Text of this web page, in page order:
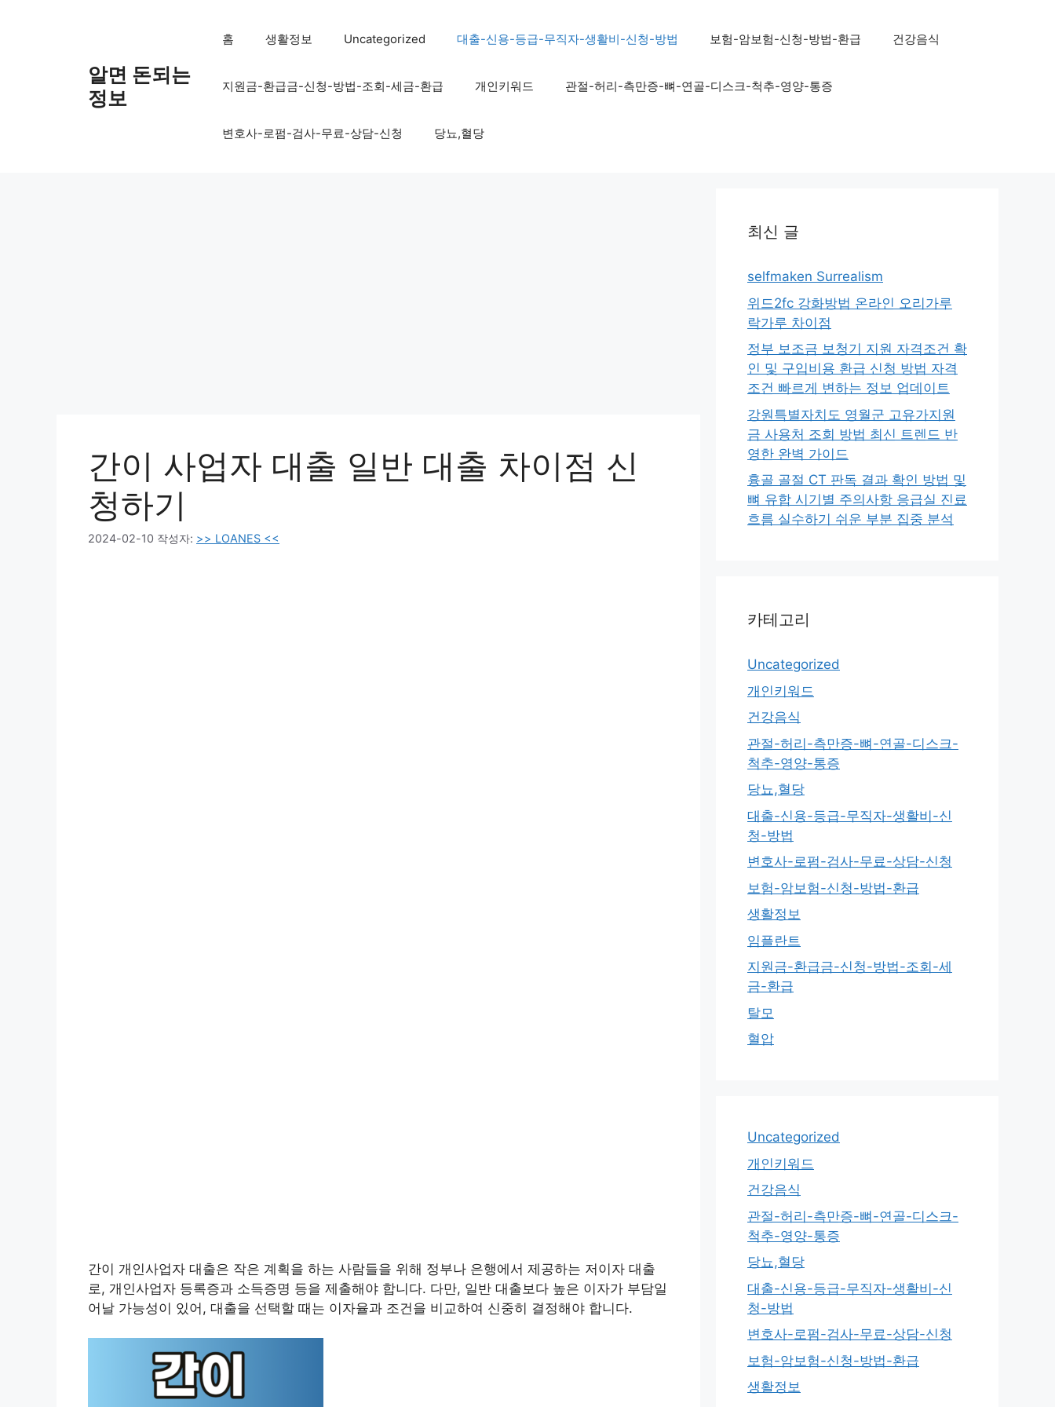
알면 돈되는
정보
홈 생활정보 Uncategorized 대출-신용-등급-무직자-생활비-신청-방법 보험-암보험-신청-방법-환급 건강음식
지원금-환급금-신청-방법-조회-세금-환급 개인키워드 관절-허리-측만증-뼈-연골-디스크-척추-영양-통증
변호사-로펌-검사-무료-상담-신청 당뇨,혈당
간이 사업자 대출 일반 대출 차이점 신
청하기
2024-02-10 작성자: >> LOANES <<
간이 개인사업자 대출은 작은 계획을 하는 사람들을 위해 정부나 은행에서 제공하는 저이자 대출
로, 개인사업자 등록증과 소득증명 등을 제출해야 합니다. 다만, 일반 대출보다 높은 이자가 부담일
어날 가능성이 있어, 대출을 선택할 때는 이자율과 조건을 비교하여 신중히 결정해야 합니다.
최신 글
selfmaken Surrealism
위드2fc 강화방법 온라인 오리가루
락가루 차이점
정부 보조금 보청기 지원 자격조건 확
인 및 구입비용 환급 신청 방법 자격
조건 빠르게 변하는 정보 업데이트
강원특별자치도 영월군 고유가지원
금 사용처 조회 방법 최신 트렌드 반
영한 완벽 가이드
흉골 골절 CT 판독 결과 확인 방법 및
뼈 유합 시기별 주의사항 응급실 진료
흐름 실수하기 쉬운 부분 집중 분석
카테고리
Uncategorized
개인키워드
건강음식
관절-허리-측만증-뼈-연골-디스크-
척추-영양-통증
당뇨,혈당
대출-신용-등급-무직자-생활비-신
청-방법
변호사-로펌-검사-무료-상담-신청
보험-암보험-신청-방법-환급
생활정보
임플란트
지원금-환급금-신청-방법-조회-세
금-환급
탈모
혈압
Uncategorized
개인키워드
건강음식
관절-허리-측만증-뼈-연골-디스크-
척추-영양-통증
당뇨,혈당
대출-신용-등급-무직자-생활비-신
청-방법
변호사-로펌-검사-무료-상담-신청
보험-암보험-신청-방법-환급
생활정보